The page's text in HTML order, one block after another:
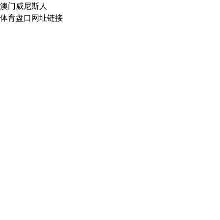
澳门威尼斯人
体育盘口网址链接